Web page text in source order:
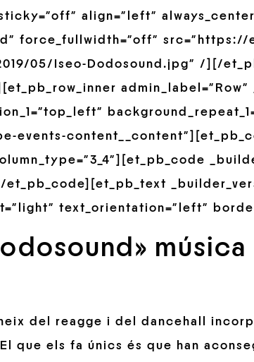
align=”left”
force_fullwidth=”off”
05/Iseo-Dodosound.jpg” /][/
admin_label=”Row”
events-
et_pb_code][et_pb_text
text_orientation=”left”
música
del reagge i del dancehall
que els fa únics és que han